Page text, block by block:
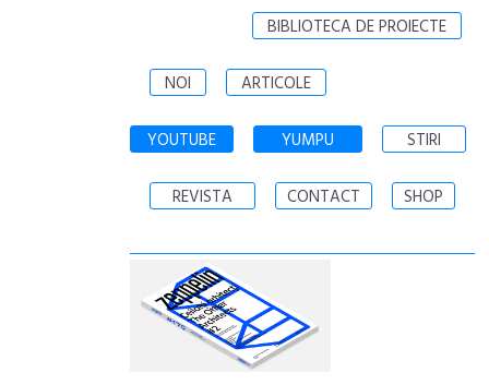
BIBLIOTECA DE PROIECTE
NOI ARTICOLE
YOUTUBE YUMPU STIRI
REVISTA CONTACT SHOP